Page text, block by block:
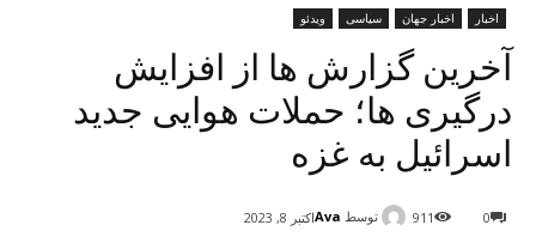
اخبار اخبار جهان سیاسی ویدئو
آخرین گزارش ها از افزایش
درگیری ها؛ حملات هوایی جدید
اسرائیل به غزه
توسط Avaاکتبر 8, 2023 0
911